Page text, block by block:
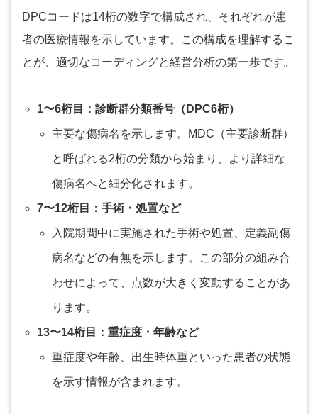
DPCコードは14桁の数字で構成され、それぞれが患
者の医療情報を示しています。この構成を理解するこ
とが、適切なコーディングと経営分析の第一歩です。
1〜6桁目：診断群分類番号（DPC6桁）
主要な傷病名を示します。MDC（主要診断群）
と呼ばれる2桁の分類から始まり、より詳細な
傷病名へと細分化されます。
7〜12桁目：手術・処置など
入院期間中に実施された手術や処置、定義副傷
病名などの有無を示します。この部分の組み合
わせによって、点数が大きく変動することがあ
ります。
13〜14桁目：重症度・年齢など
重症度や年齢、出生時体重といった患者の状態
を示す情報が含まれます。